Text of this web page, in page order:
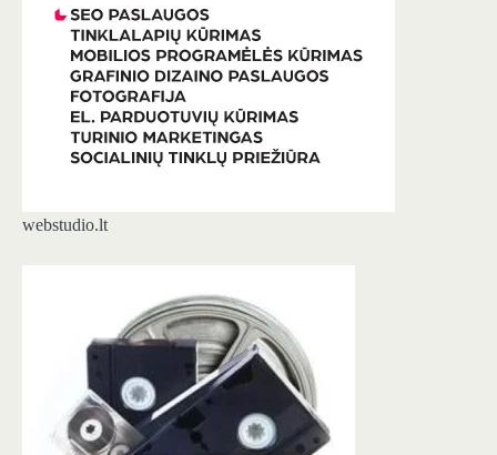
webstudio.lt